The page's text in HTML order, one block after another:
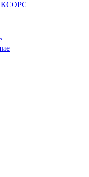
КСОРС